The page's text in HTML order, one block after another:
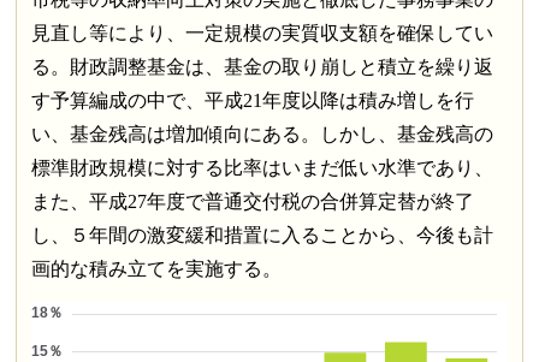
見直し等により、一定規模の実質収支額を確保してい
る。財政調整基金は、基金の取り崩しと積立を繰り返
す予算編成の中で、平成21年度以降は積み増しを行
い、基金残高は増加傾向にある。しかし、基金残高の
標準財政規模に対する比率はいまだ低い水準であり、
また、平成27年度で普通交付税の合併算定替が終了
し、５年間の激変緩和措置に入ることから、今後も計
画的な積み立てを実施する。